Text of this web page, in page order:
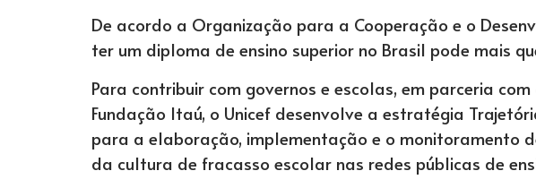
De acordo a Organização para a Cooperação e o
ter um diploma de ensino superior no Brasil pode mais
Para contribuir com governos e escolas, em parceria
Fundação Itaú, o Unicef desenvolve a estratégia
para a elaboração, implementação e o monitoramento
da cultura de fracasso escolar nas redes públicas de